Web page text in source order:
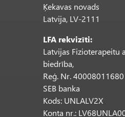
Ķekavas novads
Latvija, LV-2111
LFA rekvizīti:
Latvijas Fizioterapeitu
biedrība,
Reģ. Nr. 40008011680
SEB banka
Kods: UNLALV2X
Konta nr.: